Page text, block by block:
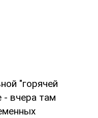
"горячей
- вчера там